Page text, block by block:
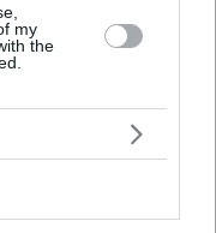
my
the